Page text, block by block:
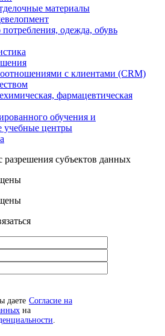
материалы
одежда, обувь
с клиентами (CRM)
фармацевтическая
обучения и
учебные центры
субъектов данных
даете Согласие на
на
.